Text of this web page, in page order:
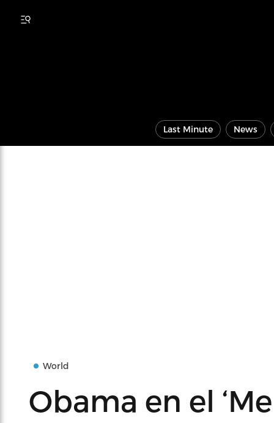
Last Minute News
World
Obama en el